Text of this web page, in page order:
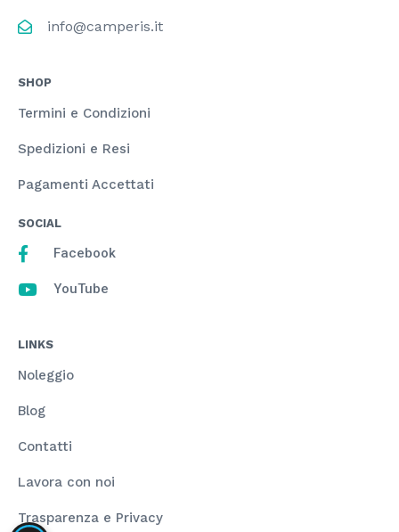
info@camperis.it
SHOP
Termini e Condizioni
Spedizioni e Resi
Pagamenti Accettati
SOCIAL
Facebook
YouTube
LINKS
Noleggio
Blog
Contatti
Lavora con noi
Trasparenza e Privacy